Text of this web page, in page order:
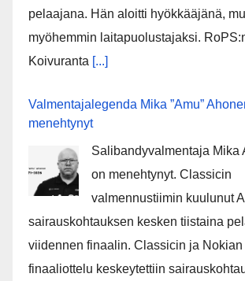
pelaajana. Hän aloitti hyökkääjänä,
myöhemmin laitapuolustajaksi.
Koivuranta [...]
Valmentajalegenda Mika ”Amu”
menehtynyt
Salibandyvalmentaja Mika
on menehtynyt. Classicin
valmennustiimin kuulunut
sairauskohtauksen kesken tiistaina
viidennen finaalin. Classicin ja
finaaliottelu keskeytettiin